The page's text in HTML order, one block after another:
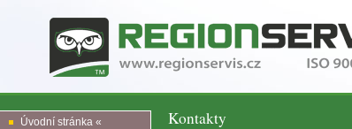
Kontakty
Úvodní stránka «